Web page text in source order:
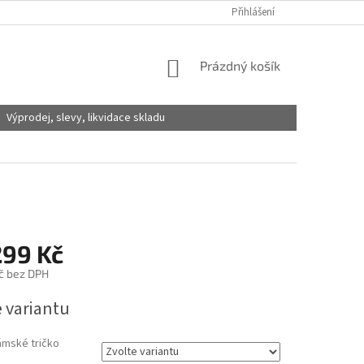
Přihlášení
NÁKUPNÍ
Prázdný košík
Výprodej, slevy, likvidace skladu
Kč
bez DPH
variantu
tričko